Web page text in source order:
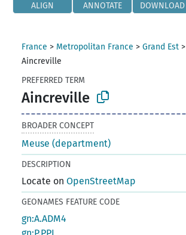
ALIGN ANNOTATE DOWNLOAD
France > Metropolitan France >Grand Est >
Aincreville
PREFERRED TERM
Aincreville
BROADER CONCEPT
Meuse (department)
DESCRIPTION
Locate onOpenStreetMap
GEONAMES FEATURE CODE
gn:A.ADM4
gn:P.PPL